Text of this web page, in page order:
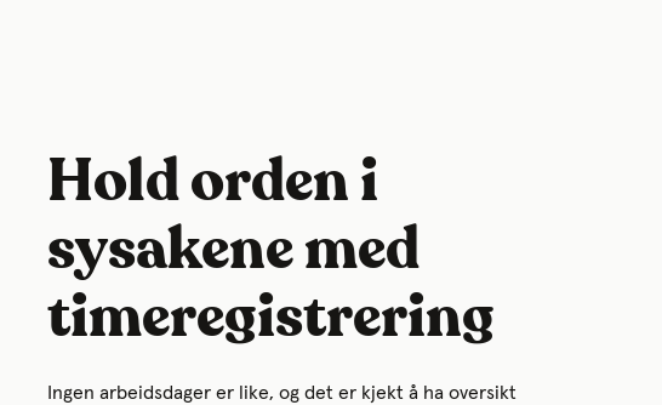
Hold orden i
sysakene med
timeregistrering
Ingen arbeidsdager er like, og det er kjekt å ha oversikt